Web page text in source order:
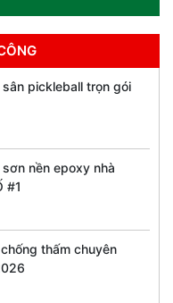
pickleball trọn gói
nền epoxy nhà
#1
thấm chuyên